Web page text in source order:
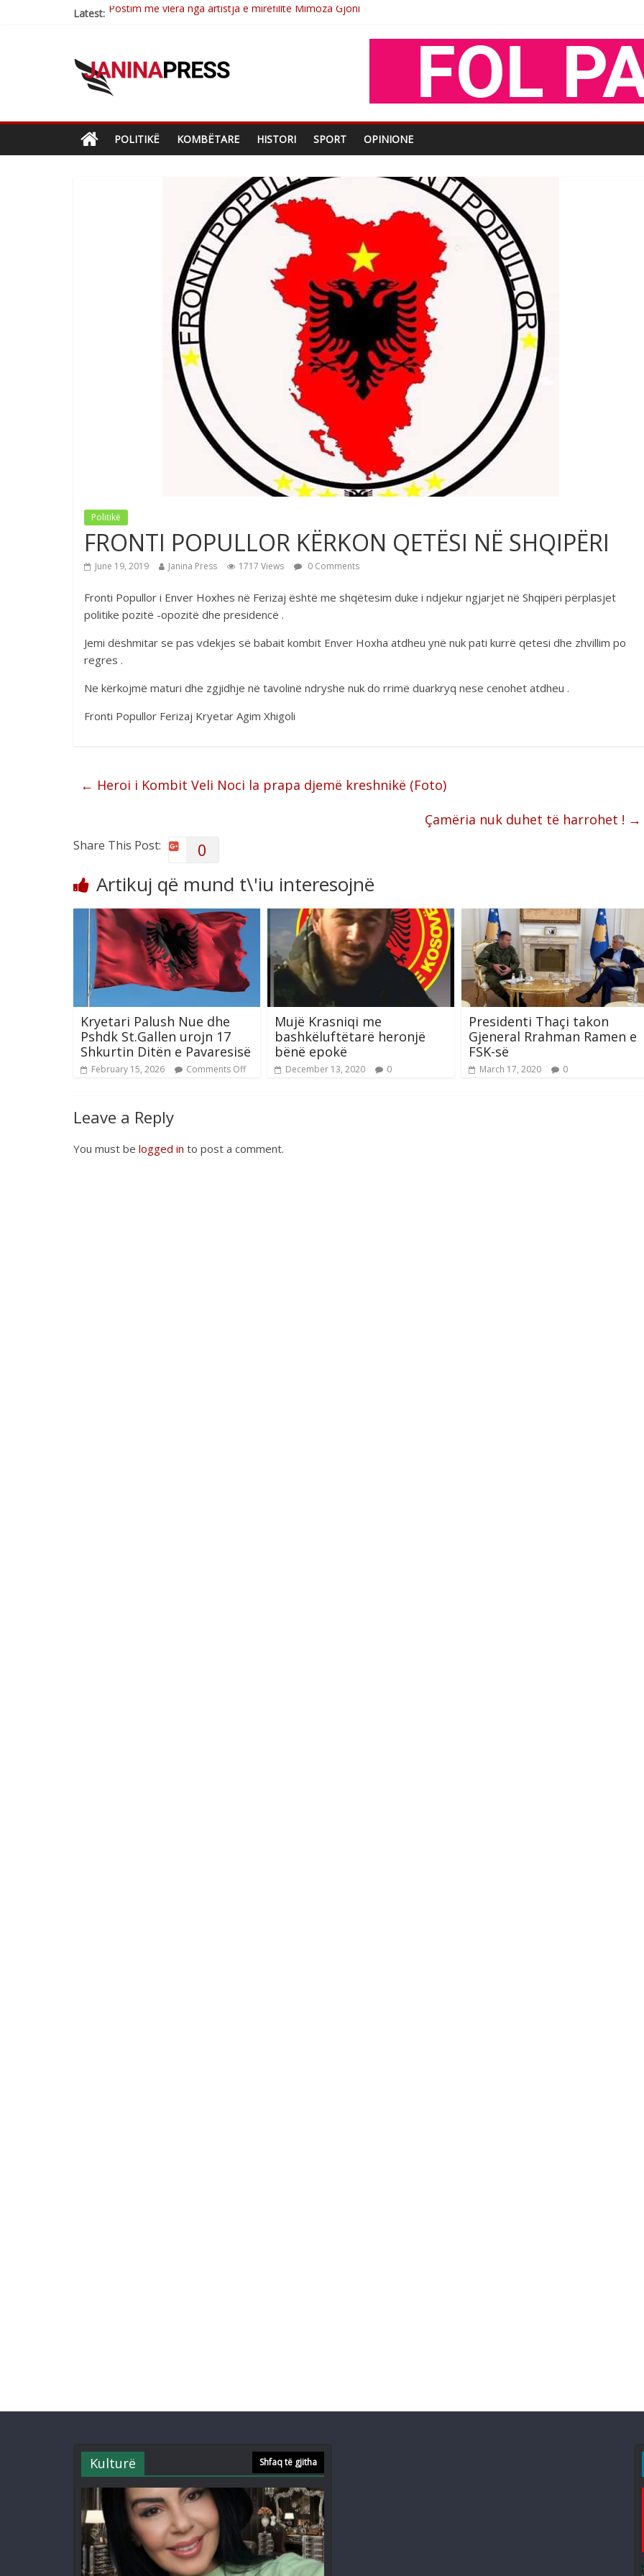
Latest: Nga poetja atdhetare Kumrie Shala -BOLL MO
Çlirimtari Mentor Mushkolaj nderohet me mirenjohje nga Xhevdet Qeriqi Dega e invalidëve në Fushë Kosovë
POLITIKË KOMBËTARE HISTORI SPORT OPINIONE
Politikë
FRONTI POPULLOR KËRKON QETËSI NË SHQIPËRI
June 19, 2019 Janina Press 1717 Views 0 Comments
Fronti Popullor i Enver Hoxhes në Ferizaj është me shqëtesim duke i ndjekur ngjarjet në Shqipëri përplasjet
politike pozitë -opozitë dhe presidencë .
Jemi dëshmitar se pas vdekjes së babait kombit Enver Hoxha atdheu ynë nuk pati kurrë qetesi dhe zhvillim po
regres .
Ne kërkojmë maturi dhe zgjidhje në tavolinë ndryshe nuk do rrimë duarkryq nese cenohet atdheu .
Fronti Popullor Ferizaj Kryetar Agim Xhigoli
← Heroi i Kombit Veli Noci la prapa djemë kreshnikë (Foto)
Çamëria nuk duhet të harrohet ! →
Share This Post: 0
Artikuj që mund t\'iu interesojnë
Kryetari Palush Nue dhe
Pshdk St.Gallen urojn 17
Shkurtin Ditën e Pavaresisë
February 15, 2026 Comments Off
Mujë Krasniqi me
bashkëluftëtarë heronjë
bënë epokë
December 13, 2020 0
Presidenti Thaçi takon
Gjeneral Rrahman Ramen e
FSK-së
March 17, 2020 0
Leave a Reply
You must be logged in to post a comment.
Kulturë Shfaq të gjitha